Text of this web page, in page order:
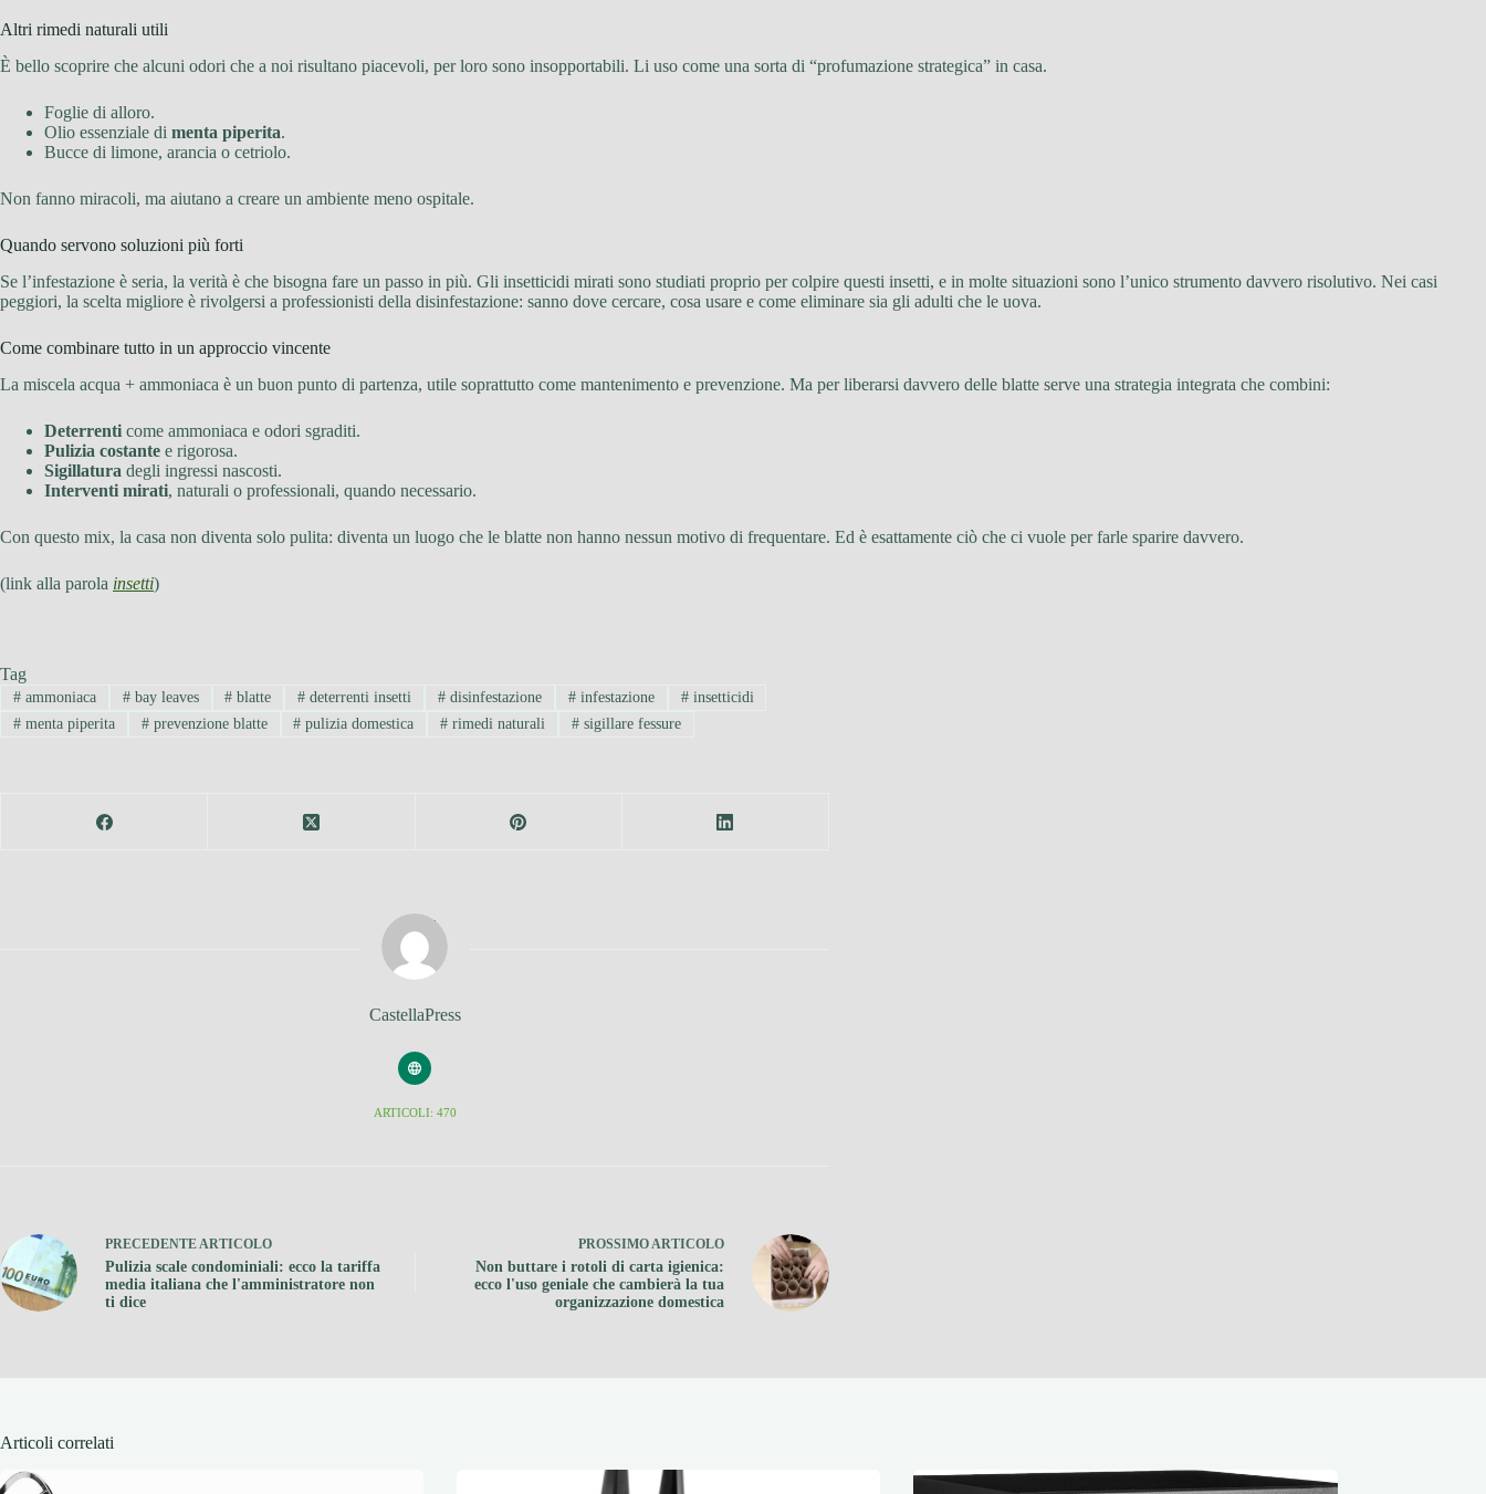
Altri rimedi naturali utili
È bello scoprire che alcuni odori che a noi risultano piacevoli, per loro sono insopportabili. Li uso come una sorta di “profumazione strategica” in casa.
Foglie di alloro.
Olio essenziale di menta piperita.
Bucce di limone, arancia o cetriolo.
Non fanno miracoli, ma aiutano a creare un ambiente meno ospitale.
Quando servono soluzioni più forti
Se l’infestazione è seria, la verità è che bisogna fare un passo in più. Gli insetticidi mirati sono studiati proprio per colpire questi insetti, e in molte situazioni sono l’unico strumento davvero risolutivo. Nei casi
peggiori, la scelta migliore è rivolgersi a professionisti della disinfestazione: sanno dove cercare, cosa usare e come eliminare sia gli adulti che le uova.
Come combinare tutto in un approccio vincente
La miscela acqua + ammoniaca è un buon punto di partenza, utile soprattutto come mantenimento e prevenzione. Ma per liberarsi davvero delle blatte serve una strategia integrata che combini:
Deterrenti come ammoniaca e odori sgraditi.
Pulizia costante e rigorosa.
Sigillatura degli ingressi nascosti.
Interventi mirati, naturali o professionali, quando necessario.
Con questo mix, la casa non diventa solo pulita: diventa un luogo che le blatte non hanno nessun motivo di frequentare. Ed è esattamente ciò che ci vuole per farle sparire davvero.
(link alla parola insetti)
Tag
#ammoniaca #bay leaves # blatte # deterrenti insetti # disinfestazione #infestazione #insetticidi
#menta piperita #prevenzione blatte # pulizia domestica # rimedi naturali # sigillare fessure
CastellaPress
ARTICOLI: 470
PRECEDENTEARTICOLO
Pulizia scale condominiali: ecco la tariffa
media italiana che l'amministratore non
ti dice
PROSSIMOARTICOLO
Non buttare i rotoli di carta igienica:
ecco l'uso geniale che cambierà la tua
organizzazione domestica
Articoli correlati